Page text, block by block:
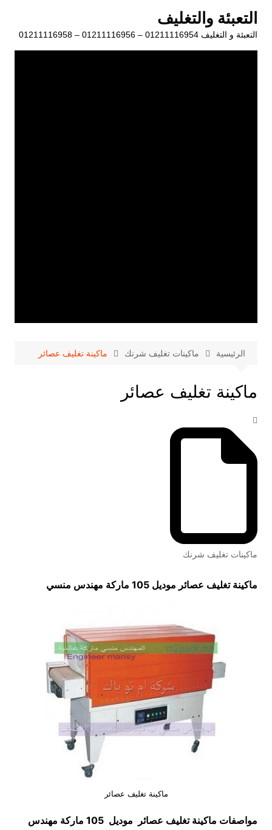
المحتوى
التعبئة والتغليف
التعبئة و التغليف 01211116954 – 01211116956 – 01211116958
الرئيسية ماكينات تغليف شرنك ماكينة تغليف عصائر
ماكينة تغليف عصائر
ماكينات تغليف شرنك
ماكينة تغليف عصائر موديل 105 ماركة مهندس منسي
ماكينة تغليف عصائر
مواصفات ماكينة تغليف عصائر
موديل 105 ماركة مهندس